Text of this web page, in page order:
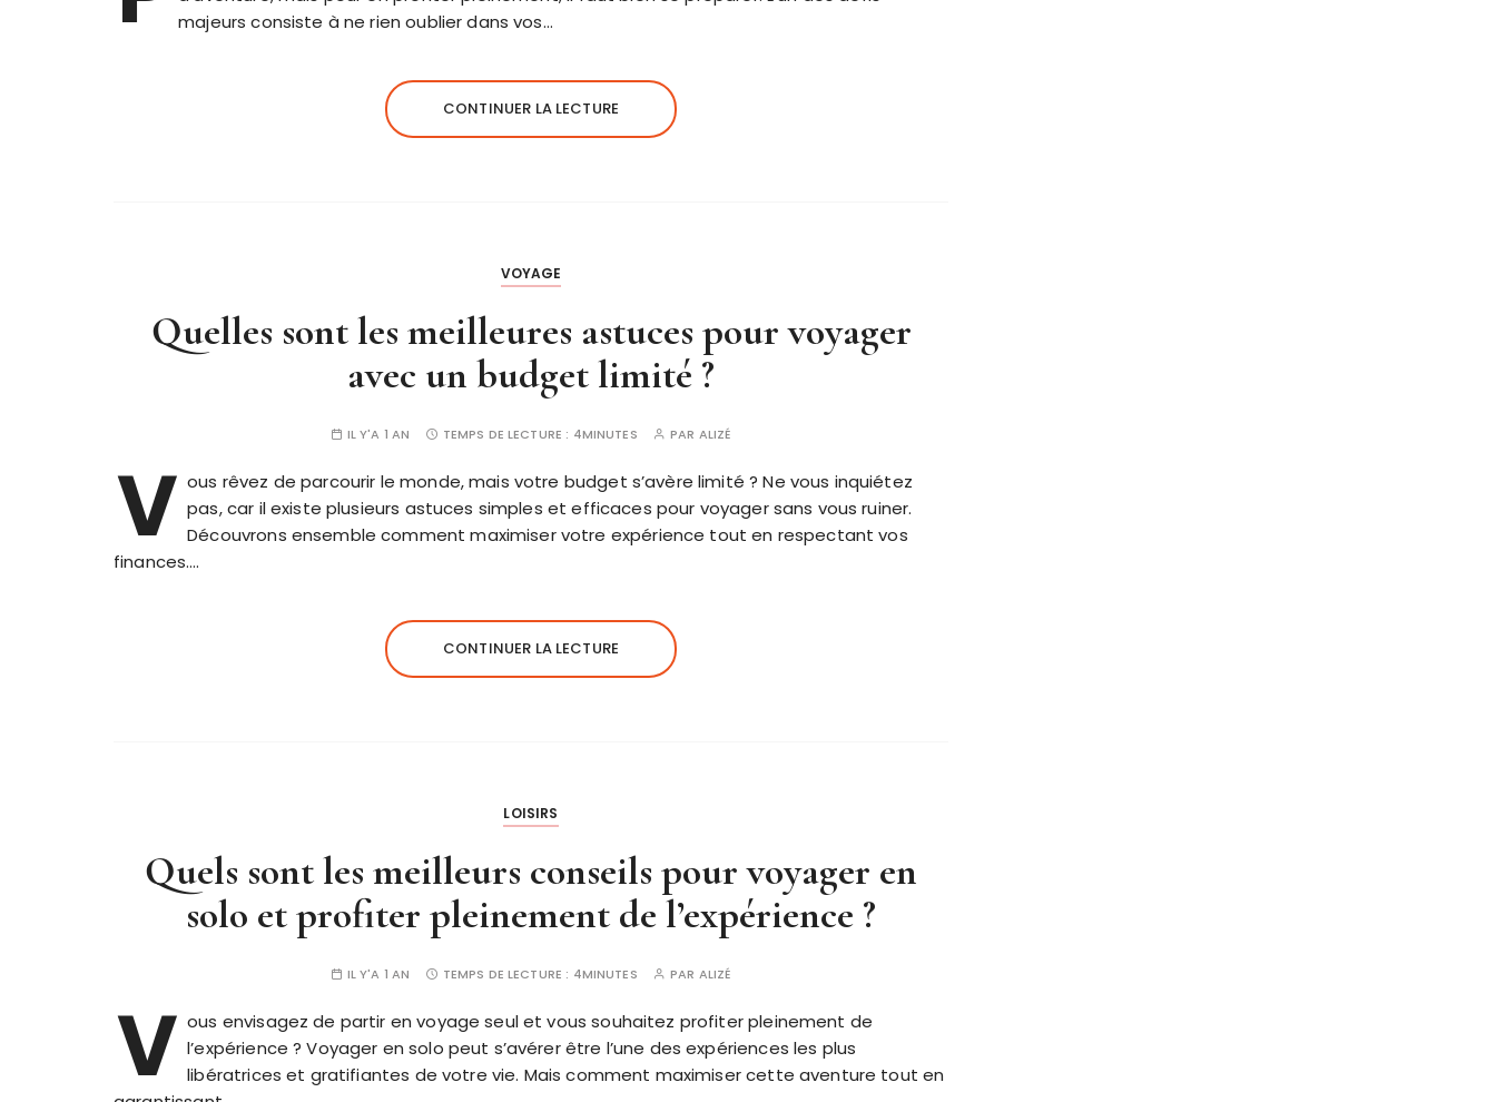
majeurs consiste à ne rien oublier dans vos…
CONTINUER LA LECTURE
VOYAGE
Quelles sont les meilleures astuces pour voyager
avec un budget limité ?
IL Y'A 1 AN TEMPS DE LECTURE : 4MINUTES PAR ALIZÉ
V ous rêvez de parcourir le monde, mais votre budget s’avère limité ? Ne vous inquiétez
pas, car il existe plusieurs astuces simples et efficaces pour voyager sans vous ruiner.
Découvrons ensemble comment maximiser votre expérience tout en respectant vos
finances….
CONTINUER LA LECTURE
LOISIRS
Quels sont les meilleurs conseils pour voyager en
solo et profiter pleinement de l’expérience ?
IL Y'A 1 AN TEMPS DE LECTURE : 4MINUTES PAR ALIZÉ
V ous envisagez de partir en voyage seul et vous souhaitez profiter pleinement de
l’expérience ? Voyager en solo peut s’avérer être l’une des expériences les plus
libératrices et gratifiantes de votre vie. Mais comment maximiser cette aventure tout en